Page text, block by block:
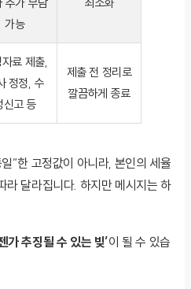
가능
료 제출,
정정, 수
신고 등
제출 전 정리로
깔끔하게 종료
”한 고정값이 아니라, 본인의 세율
라 달라집니다. 하지만 메시지는 하
가 추징될 수 있는 빚’이 될 수 있습